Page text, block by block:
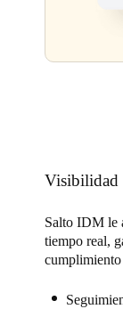
Visibilidad
Salto IDM le
tiempo real,